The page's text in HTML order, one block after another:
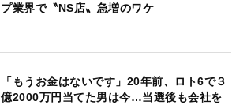
プ業界で〝NS店〟急増のワケ
「もうお金はないです」20年前、ロト6で３
億2000万円当てた男は今…当選後も会社を